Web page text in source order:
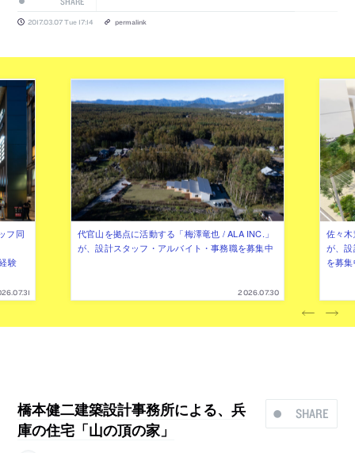
2017.03.07 Tue 17:14 permalink
フ同
験
代官山を拠点に活動する「梅澤竜也 / ALA INC.」
が、設計スタッフ・アルバイト・事務職を募集中
2026.07.30
佐々
が、
を募
SHARE
橋本健二建築設計事務所による、兵
庫の住宅「山の頂の家」